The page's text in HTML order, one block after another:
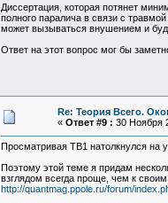
Диссертация, которая потянет
полного паралича в связи с
может вызываться внушением и
Ответ на этот вопрос мог бы
Re: Теория Всего.
« Ответ #9 : 30 Ноября
Просматривая ТВ1 натолкнулся на
Поэтому этой теме я придам
взглядом всегда проще, чем к своим.
http://quantmag.ppole.ru/forum/